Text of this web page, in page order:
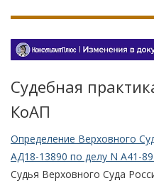
Судебная
КоАП
Определение Верховного
АД18-13890 по делу N А41-
Судья Верховного Суда